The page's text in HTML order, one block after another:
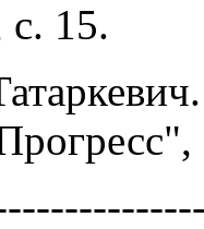
с. 15.